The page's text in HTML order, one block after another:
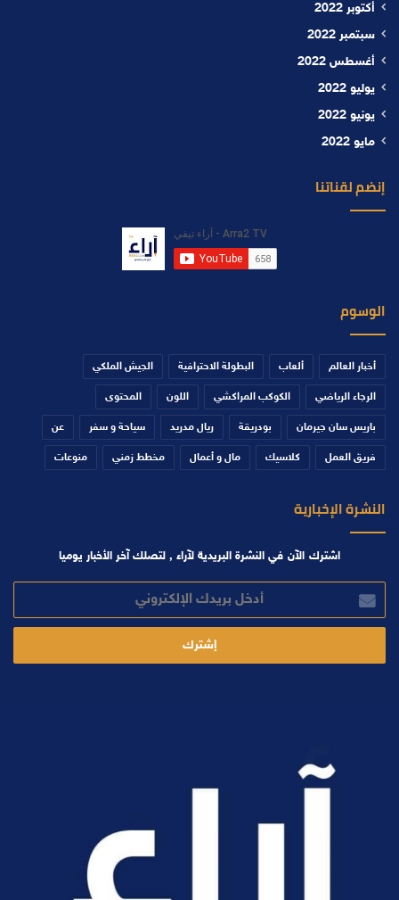
أكتوبر 2022
سبتمبر 2022
أغسطس 2022
يوليو 2022
يونيو 2022
مايو 2022
إنضم لقناتنا
الوسوم
أخبار العالم ألعاب البطولة الاحترافية الجيش الملكي
الرجاء الرياضي الكوكب المراكشي اللون المحتوى
باريس سان جيرمان بودريقة ريال مدريد سياحة و سفر عن
فريق العمل كلاسيك مال و أعمال مخطط زمني منوعات
النشرة الإخبارية
اشترك الآن في النشرة البريدية لآراء , لتصلك آخر الأخبار يوميا
بريدك
الإلكتروني